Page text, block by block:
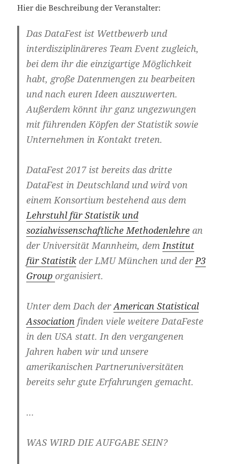
Hier die Beschreibung der Veranstalter:
Das DataFest ist Wettbewerb und
interdisziplinäreres Team Event zugleich,
bei dem ihr die einzigartige Möglichkeit
habt, große Datenmengen zu bearbeiten
und nach euren Ideen auszuwerten.
Außerdem könnt ihr ganz ungezwungen
mit führenden Köpfen der Statistik sowie
Unternehmen in Kontakt treten.
DataFest 2017 ist bereits das dritte
DataFest in Deutschland und wird von
einem Konsortium bestehend aus dem
Lehrstuhl für Statistik und
sozialwissenschaftliche Methodenlehre an
der Universität Mannheim, dem Institut
für Statistikder LMU München und der P3
Grouporganisiert.
Unter dem Dach derAmerican Statistical
Association finden viele weitere DataFeste
in den USA statt. In den vergangenen
Jahren haben wir und unsere
amerikanischen Partneruniversitäten
bereits sehr gute Erfahrungen gemacht.
…
WAS WIRD DIE AUFGABE SEIN?